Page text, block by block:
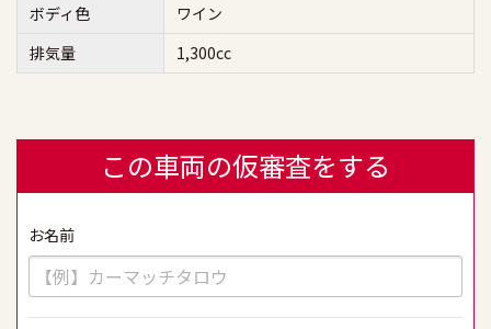
ボディ色
ワイン
排気量
1,300cc
この車両の仮審査をする
お名前